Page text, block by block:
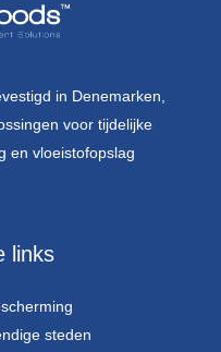
in Denemarken,
voor tijdelijke
en vloeistofopslag
links
steden